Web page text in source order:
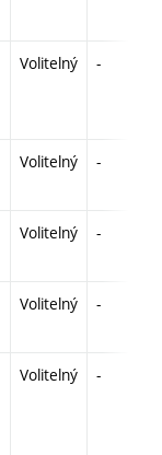
Volitelný -
Volitelný -
Volitelný -
Volitelný -
Volitelný -